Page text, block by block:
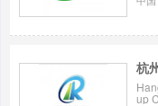
杭
up